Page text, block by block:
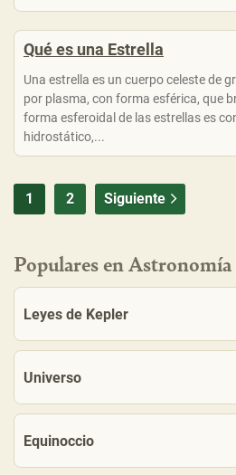
Qué es una Estrella
Una estrella es un cuerpo celeste de
por plasma, con forma esférica, que
forma esferoidal de las estrellas es
hidrostático,...
1 2 Siguiente
Populares en Astronomía
Leyes de Kepler
Universo
Equinoccio